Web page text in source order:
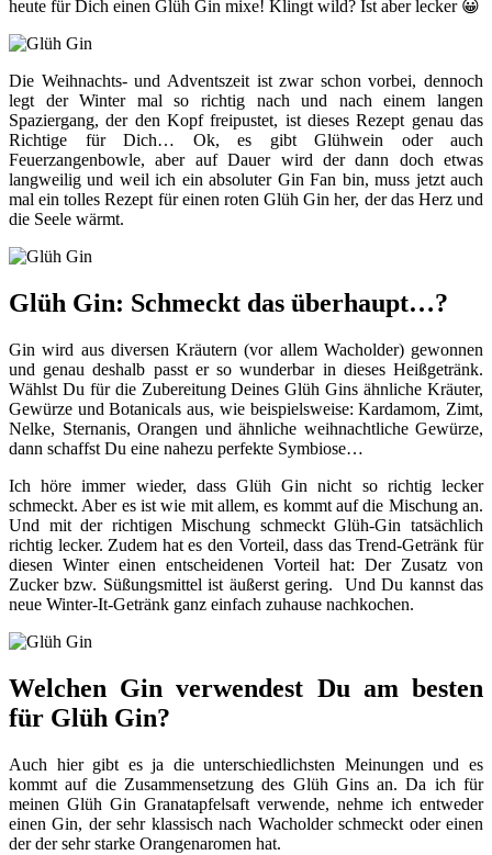
heute für Dich einen Glüh Gin mixe! Klingt wild? Ist aber lecker 😀
Die Weihnachts- und Adventszeit ist zwar schon vorbei, dennoch
legt der Winter mal so richtig nach und nach einem langen
Spaziergang, der den Kopf freipustet, ist dieses Rezept genau das
Richtige für Dich… Ok, es gibt Glühwein oder auch
Feuerzangenbowle, aber auf Dauer wird der dann doch etwas
langweilig und weil ich ein absoluter Gin Fan bin, muss jetzt auch
mal ein tolles Rezept für einen roten Glüh Gin her, der das Herz und
die Seele wärmt.
Glüh Gin: Schmeckt das überhaupt…?
Gin wird aus diversen Kräutern (vor allem Wacholder) gewonnen
und genau deshalb passt er so wunderbar in dieses Heißgetränk.
Wählst Du für die Zubereitung Deines Glüh Gins ähnliche Kräuter,
Gewürze und Botanicals aus, wie beispielsweise: Kardamom, Zimt,
Nelke, Sternanis, Orangen und ähnliche weihnachtliche Gewürze,
dann schaffst Du eine nahezu perfekte Symbiose…
Ich höre immer wieder, dass Glüh Gin nicht so richtig lecker
schmeckt. Aber es ist wie mit allem, es kommt auf die Mischung an.
Und mit der richtigen Mischung schmeckt Glüh-Gin tatsächlich
richtig lecker. Zudem hat es den Vorteil, dass das Trend-Getränk für
diesen Winter einen entscheidenen Vorteil hat: Der Zusatz von
Zucker bzw. Süßungsmittel ist äußerst gering.
Und Du kannst das
neue Winter-It-Getränk ganz einfach zuhause nachkochen.
Welchen Gin verwendest Du am besten
für Glüh Gin?
Auch hier gibt es ja die unterschiedlichsten Meinungen und es
kommt auf die Zusammensetzung des Glüh Gins an. Da ich für
meinen Glüh Gin Granatapfelsaft verwende, nehme ich entweder
einen Gin, der sehr klassisch nach Wacholder schmeckt oder einen
der der sehr starke Orangenaromen hat.